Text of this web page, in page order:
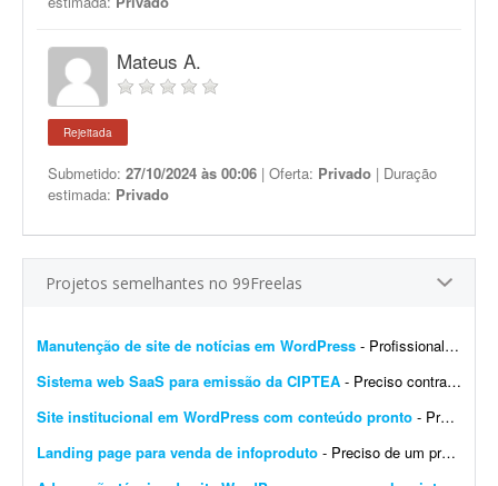
Mateus A.
Rejeitada
Submetido: 27/10/2024 às 00:06 | Oferta: Privado | Duração
estimada: Privado
Projetos semelhantes no 99Freelas
Manutenção de site de notícias em WordPress - Profissional para realizar manutenção, configuração de automações, melhoria visual e atualização de site de notícias em WordPress. At...
Sistema web SaaS para emissão da CIPTEA - Preciso contratar um desenvolvedor ou equipe para criar um sistema web (SaaS multi-tenant) voltado para a emissão digital da CIPTEA (Carteira de Identificação da Pessoa com Tra...
Site institucional em WordPress com conteúdo pronto - Preciso de um desenvolvedor WordPress para criar um site institucional simples, de aproximadamente 5 páginas (Home). - O projeto é cultural (Cuidadores da Memória - Encontro R...
Landing page para venda de infoproduto - Preciso de um profissional que crie uma landing page com foco em conversão para um infoproduto. A página deve ter conteúdo e layout focados em vendas, com elementos que incent...